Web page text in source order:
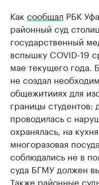
Как сообщал РБК
районный суд
государственный
вспышку COVID-19
мае текущего года.
не создал
общежитииях для
границы
проводилась с
охранялась, на
многоразовая
соблюдались не в
суда БГМУ должен
Также районные